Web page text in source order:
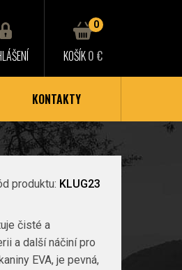
0
KOŠÍK0 €
KONTAKTY
produktu: KLUG23
čisté a
a další náčiní pro
EVA, je pevná,